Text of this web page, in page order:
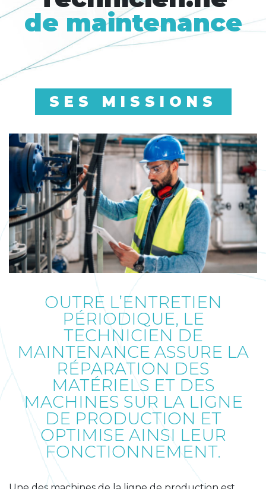
de maintenance
SES MISSIONS
OUTRE L’ENTRETIEN
PÉRIODIQUE, LE
TECHNICIEN DE
MAINTENANCE ASSURE LA
RÉPARATION DES
MATÉRIELS ET DES
MACHINES SUR LA LIGNE
DE PRODUCTION ET
OPTIMISE AINSI LEUR
FONCTIONNEMENT.